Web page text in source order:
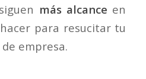
más alcance en
para resucitar tu
empresa.